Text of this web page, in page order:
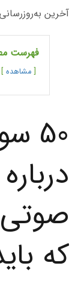
آخرین به‌روزرسانی در 5
فهرست
مشاهده
که